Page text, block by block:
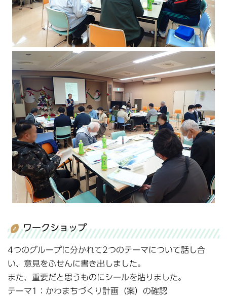
ワークショップ
4つのグループに分かれて2つのテーマについて話し合
い、意見をふせんに書き出しました。
また、重要だと思うものにシールを貼りました。
テーマ1：かわまちづくり計画（案）の確認